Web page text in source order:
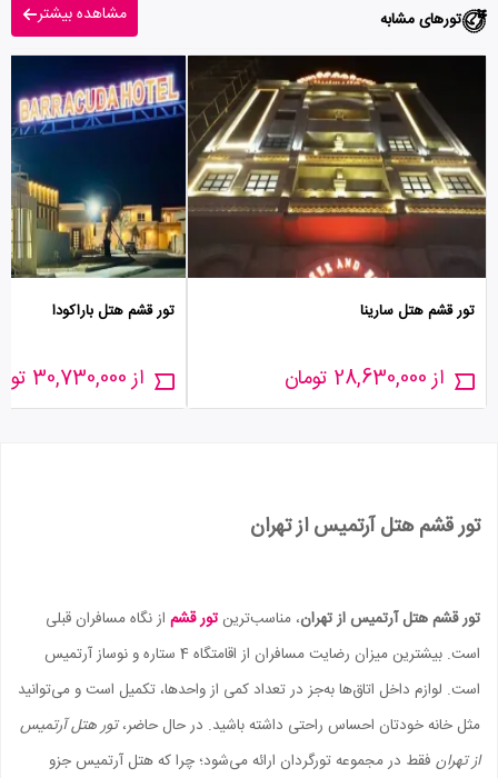
تورهای مشابه مشاهده بیشتر
تور قشم هتل سارینا
از 28,630,000 تومان
تور قشم هتل باراکودا
از 30,730,000 تومان
تور قشم هتل آرتمیس از تهران
تور قشم هتل آرتمیس از تهران، مناسب‌ترینتور قشم از نگاه مسافران قبلی
است. بیشترین میزان رضایت مسافران از اقامتگاه 4 ستاره و نوساز آرتمیس
است. لوازم داخل اتاق‌ها به‌جز در تعداد کمی از واحدها، تکمیل است و می‌توانید
مثل خانه خودتان احساس راحتی داشته باشید. در حال حاضر،تور هتل آرتمیس
از تهران فقط در مجموعه تورگردان ارائه می‌شود؛ چرا که هتل آرتمیس جزو